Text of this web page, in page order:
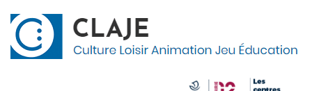
To
Content